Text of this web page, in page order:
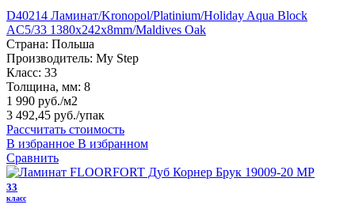
D40214 Ламинат/Kronopol/Platinium/Holiday Aqua Block
AC5/33 1380х242х8mm/Maldives Oak
Страна: Польша
Производитель: My Step
Класс: 33
Толщина, мм: 8
1 990 руб./м2
3 492,45 руб./упак
Рассчитать стоимость
В избранное В избранном
Сравнить
33
класс